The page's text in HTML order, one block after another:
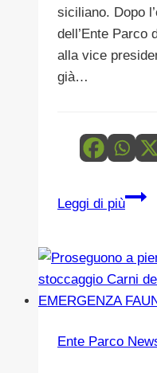
siciliano. Dopo
dell’Ente Parco
alla vice
già…
Leggi di più
La
Città
del
Bio
visita
Ente Parco